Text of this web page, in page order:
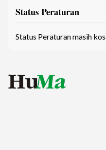
Status Peraturan
Status Peraturan masih